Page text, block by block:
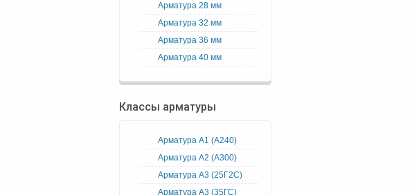
Арматура 28 мм
Арматура 32 мм
Арматура 36 мм
Арматура 40 мм
Классы арматуры
Арматура А1 (А240)
Арматура А2 (А300)
Арматура А3 (25Г2С)
Арматура А3 (35ГС)